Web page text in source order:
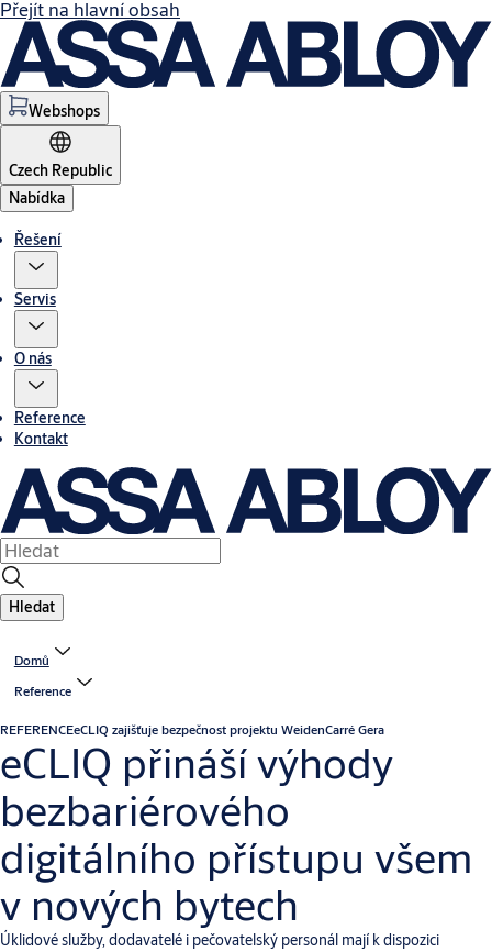
Přejít na hlavní obsah
Webshops
Czech Republic
Nabídka
Řešení
Servis
O nás
Reference
Kontakt
Hledat
Domů
Reference
REFERENCEeCLIQ zajišťuje bezpečnost projektu WeidenCarré Gera
eCLIQ přináší výhody
bezbariérového
digitálního přístupu všem
v nových bytech
Úklidové služby, dodavatelé i pečovatelský personál mají k dispozici